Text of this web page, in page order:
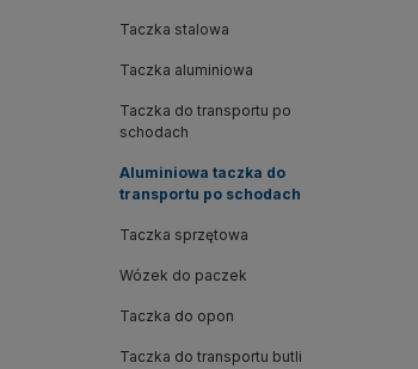
Taczka stalowa
Taczka aluminiowa
Taczka do transportu po
schodach
Aluminiowa taczka do
transportu po schodach
Taczka sprzętowa
Wózek do paczek
Taczka do opon
Taczka do transportu butli